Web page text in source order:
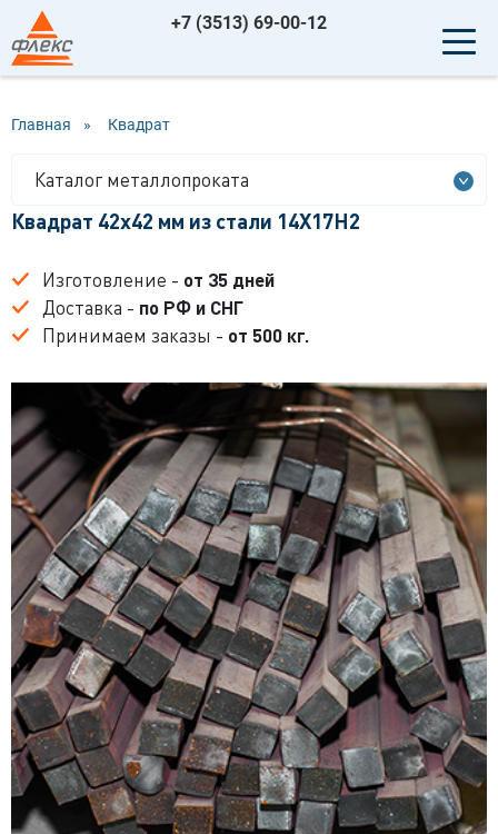
+7 (3513) 69-00-12
Главная » Квадрат
Каталог металлопроката
Квадрат 42x42 мм из стали 14Х17Н2
Изготовление - от 35 дней
Доставка - по РФ и СНГ
Принимаем заказы - от 500 кг.